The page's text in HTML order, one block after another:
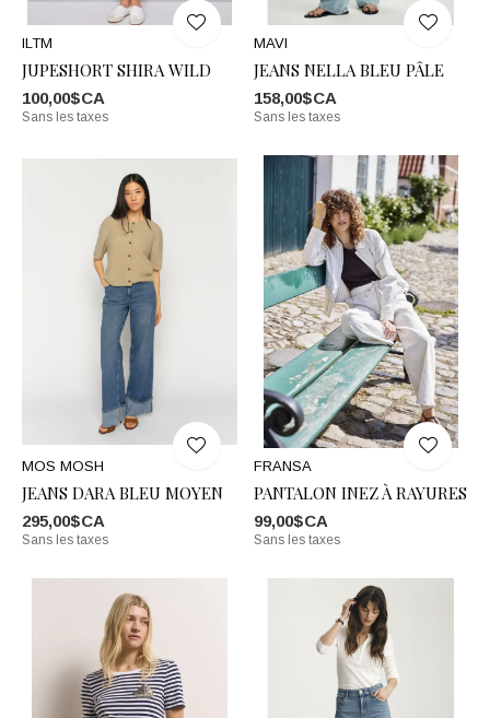
ILTM
JUPESHORT SHIRA WILD
100,00$CA
Sans les taxes
MAVI
JEANS NELLA BLEU PÂLE
158,00$CA
Sans les taxes
MOS MOSH
JEANS DARA BLEU MOYEN
295,00$CA
Sans les taxes
FRANSA
PANTALON INEZ À RAYURES
99,00$CA
Sans les taxes